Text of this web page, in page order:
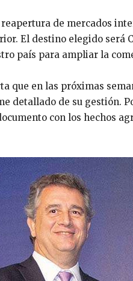
de mercados
El destino elegido será
país para ampliar la
que en las próximas
detallado de su gestión.
con los hechos